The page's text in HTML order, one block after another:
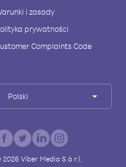
i zasady
prywatności
Complaints Code
Polski
2026Viber Media S.à r.l.